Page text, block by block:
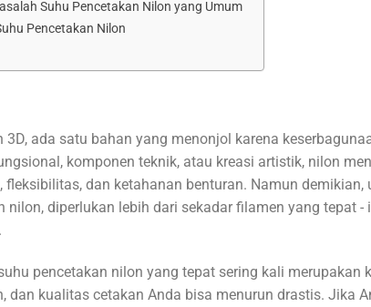
Suhu Pencetakan Nilon yang Umum
Pencetakan Nilon
3D, ada satu bahan yang menonjol karena
komponen teknik, atau kreasi artistik, nilon
fleksibilitas, dan ketahanan benturan. Namun
nilon, diperlukan lebih dari sekadar filamen yang tepat
pencetakan nilon yang tepat sering kali merupakan
dan kualitas cetakan Anda bisa menurun drastis. Jika